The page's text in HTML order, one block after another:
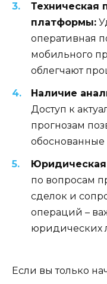
Техническая
платформы:
оперативная
мобильного
облегчают
Наличие
Доступ к
прогнозам
по вопросам
сделок и
операций –
юридических
Если вы только